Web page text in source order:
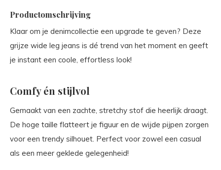
Productomschrijving
Klaar om je denimcollectie een upgrade te geven? Deze
grijze wide leg jeans is dé trend van het moment en geeft
je instant een coole, effortless look!
Comfy én stijlvol
Gemaakt van een zachte, stretchy stof die heerlijk draagt.
De hoge taille flatteert je figuur en de wijde pijpen zorgen
voor een trendy silhouet. Perfect voor zowel een casual
als een meer geklede gelegenheid!